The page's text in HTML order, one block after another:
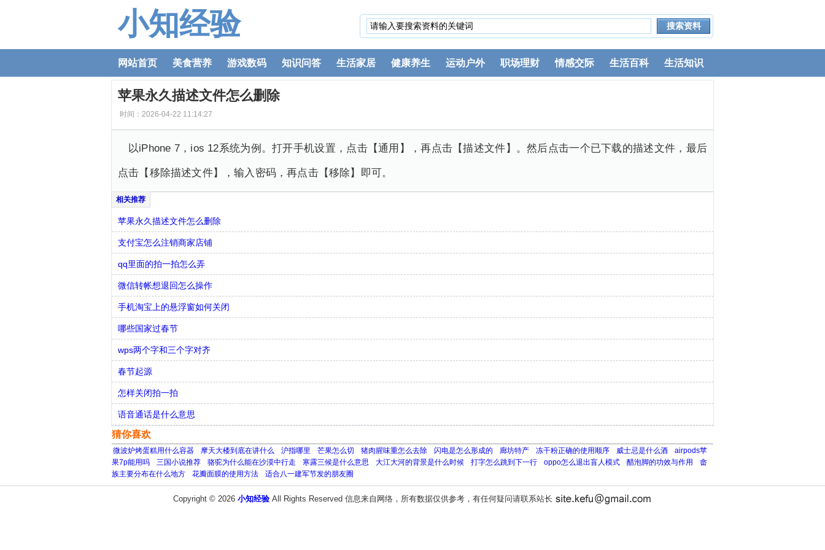
小知经验
网站首页 美食营养 游戏数码 知识问答 生活家居 健康养生 运动户外 职场理财 情感交际 生活百科 生活知识
苹果永久描述文件怎么删除
时间：2026-04-22 11:14:27
以iPhone 7，ios 12系统为例。打开手机设置，点击【通用】，再点击【描述文件】。然后点击一个已下载的描述文件，最后
点击【移除描述文件】，输入密码，再点击【移除】即可。
苹果永久描述文件怎么删除
支付宝怎么注销商家店铺
qq里面的拍一拍怎么弄
微信转帐想退回怎么操作
手机淘宝上的悬浮窗如何关闭
哪些国家过春节
wps两个字和三个字对齐
春节起源
怎样关闭拍一拍
语音通话是什么意思
猜你喜欢
微波炉烤蛋糕用什么容器 摩天大楼到底在讲什么 沪指哪里 芒果怎么切 猪肉腥味重怎么去除 闪电是怎么形成的 廊坊特产 冻干粉正确的使用顺序 威士忌是什么酒
airpods苹
果7p能用吗
三国小说推荐 骆驼为什么能在沙漠中行走 寒露三候是什么意思 大江大河的背景是什么时候 打字怎么跳到下一行 oppo怎么退出盲人模式 醋泡脚的功效与作用
畲
族主要分布在什么地方
花瓣面膜的使用方法 适合八一建军节发的朋友圈
Copyright © 2026 小知经验All Rights Reserved 信息来自网络，所有数据仅供参考，有任何疑问请联系站长